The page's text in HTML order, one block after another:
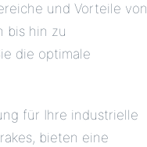
und Vorteile von
bis hin zu
die optimale
für Ihre industrielle
bieten eine